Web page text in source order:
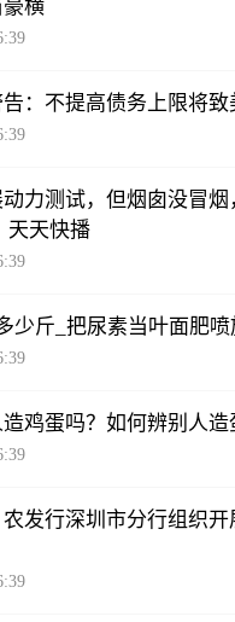
横
：不提高债务上限将
力测试，但烟囱没冒
天天快播
少斤_把尿素当叶面肥喷
鸡蛋吗？如何辨别人造
农发行深圳市分行组织